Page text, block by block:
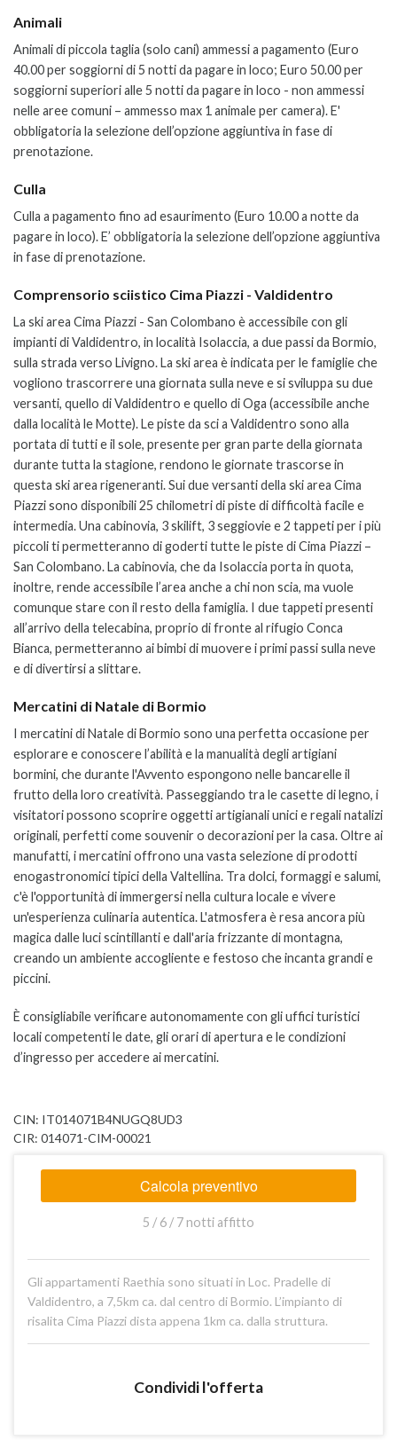
Animali
Animali di piccola taglia (solo cani) ammessi a pagamento (Euro
40.00 per soggiorni di 5 notti da pagare in loco; Euro 50.00 per
soggiorni superiori alle 5 notti da pagare in loco - non ammessi
nelle aree comuni – ammesso max 1 animale per camera). E'
obbligatoria la selezione dell’opzione aggiuntiva in fase di
prenotazione.
Culla
Culla a pagamento fino ad esaurimento (Euro 10.00 a notte da
pagare in loco). E’ obbligatoria la selezione dell’opzione aggiuntiva
in fase di prenotazione.
Comprensorio sciistico Cima Piazzi - Valdidentro
La ski area Cima Piazzi - San Colombano è accessibile con gli
impianti di Valdidentro, in località Isolaccia, a due passi da Bormio,
sulla strada verso Livigno. La ski area è indicata per le famiglie che
vogliono trascorrere una giornata sulla neve e si sviluppa su due
versanti, quello di Valdidentro e quello di Oga (accessibile anche
dalla località le Motte). Le piste da sci a Valdidentro sono alla
portata di tutti e il sole, presente per gran parte della giornata
durante tutta la stagione, rendono le giornate trascorse in
questa ski area rigeneranti. Sui due versanti della ski area Cima
Piazzi sono disponibili 25 chilometri di piste di difficoltà facile e
intermedia. Una cabinovia, 3 skilift, 3 seggiovie e 2 tappeti per i più
piccoli ti permetteranno di goderti tutte le piste di Cima Piazzi –
San Colombano. La cabinovia, che da Isolaccia porta in quota,
inoltre, rende accessibile l’area anche a chi non scia, ma vuole
comunque stare con il resto della famiglia. I due tappeti presenti
all’arrivo della telecabina, proprio di fronte al rifugio Conca
Bianca, permetteranno ai bimbi di muovere i primi passi sulla neve
e di divertirsi a slittare.
Mercatini di Natale di Bormio
I mercatini di Natale di Bormio sono una perfetta occasione per
esplorare e conoscere l’abilità e la manualità degli artigiani
bormini, che durante l'Avvento espongono nelle bancarelle il
frutto della loro creatività. Passeggiando tra le casette di legno, i
visitatori possono scoprire oggetti artigianali unici e regali natalizi
originali, perfetti come souvenir o decorazioni per la casa.Oltre ai
manufatti, i mercatini offrono una vasta selezione di prodotti
enogastronomici tipici della Valtellina. Tra dolci, formaggi e salumi,
c'è l'opportunità di immergersi nella cultura locale e vivere
un'esperienza culinaria autentica. L'atmosfera è resa ancora più
magica dalle luci scintillanti e dall'aria frizzante di montagna,
creando un ambiente accogliente e festoso che incanta grandi e
piccini.
È consigliabile verificare autonomamente con gli uffici turistici
locali competenti le date, gli orari di apertura e le condizioni
d’ingresso per accedere ai mercatini.
CIN: IT014071B4NUGQ8UD3
CIR: 014071-CIM-00021
Calcola preventivo
5 / 6 / 7 notti affitto
Gli appartamenti Raethia sono situati in Loc. Pradelle di
Valdidentro, a 7,5km ca. dal centro di Bormio. L’impianto di
risalita Cima Piazzi dista appena 1km ca. dalla struttura.
Condividi l'offerta